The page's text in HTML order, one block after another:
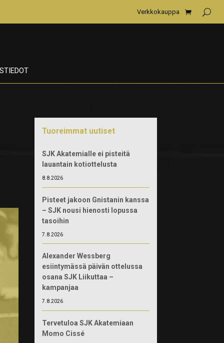
Verkkokauppa
Tuoreimmat uutiset
SJK Akatemialle ei pisteitä
lauantain kotiottelusta
8.8.2026
Pisteet jakoon Gnistanin kanssa
– SJK nousi hienosti lopussa
tasoihin
7.8.2026
Alexander Wessberg
esiintymässä päivän ottelussa
osana SJK Liikuttaa –
kampanjaa
7.8.2026
Tervetuloa SJK Akatemiaan
Momo Cissé